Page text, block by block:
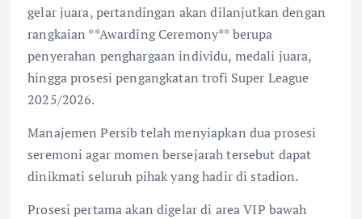
gelar juara, pertandingan akan dilanjutkan dengan
rangkaian **Awarding Ceremony** berupa
penyerahan penghargaan individu, medali juara,
hingga prosesi pengangkatan trofi Super League
2025/2026.
Manajemen Persib telah menyiapkan dua prosesi
seremoni agar momen bersejarah tersebut dapat
dinikmati seluruh pihak yang hadir di stadion.
Prosesi pertama akan digelar di area VIP bawah